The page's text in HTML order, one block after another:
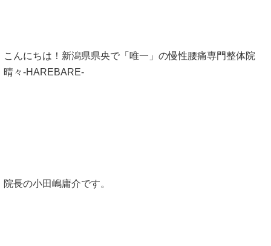
こんにちは！新潟県県央で「唯一」の慢性腰痛専門整体院
晴々-HAREBARE-
院長の小田嶋庸介です。